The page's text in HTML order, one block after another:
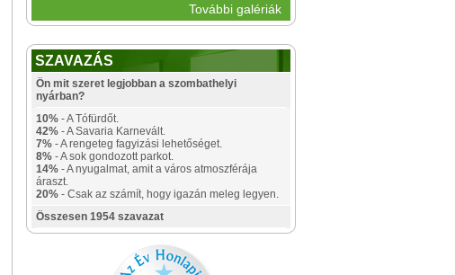
További galériák
SZAVAZÁS
Ön mit szeret legjobban a szombathelyi
nyárban?
10% - A Tófürdőt.
42% - A Savaria Karnevált.
7% - A rengeteg fagyizási lehetőséget.
8% - A sok gondozott parkot.
14% - A nyugalmat, amit a város atmoszférája
áraszt.
20% - Csak az számít, hogy igazán meleg legyen.
Összesen 1954 szavazat